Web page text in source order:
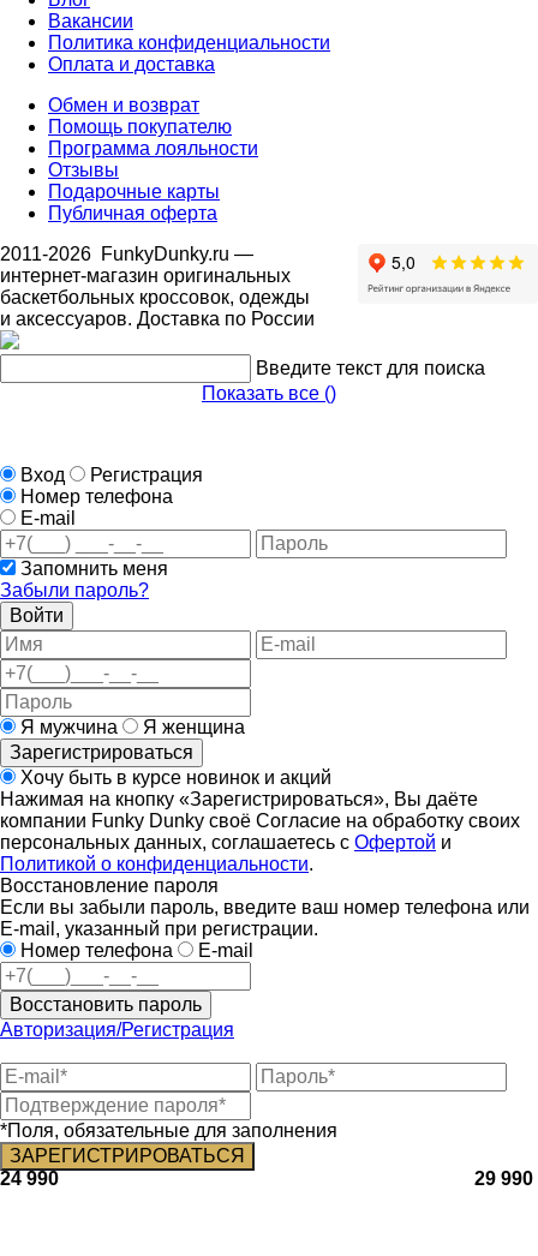
24 990 29 990
Вакансии
Политика конфиденциальности
Оплата и доставка
Обмен и возврат
Помощь покупателю
Программа лояльности
Отзывы
Подарочные карты
Публичная оферта
2011-2026 FunkyDunky.ru —
интернет-магазин оригинальных
баскетбольных кроссовок, одежды
и аксессуаров. Доставка по России
Введите текст для поиска
Показать все ()
Вход
Регистрация
Номер телефона
E-mail
Запомнить меня
Забыли пароль?
Войти
Я мужчина
Я женщина
Зарегистрироваться
Хочу быть в курсе новинок и акций
Нажимая на кнопку «Зарегистрироваться», Вы даёте
компании Funky Dunky своё Согласие на обработку своих
персональных данных, соглашаетесь с Офертой и
Политикой о конфиденциальности.
Восстановление пароля
Если вы забыли пароль, введите ваш номер телефона или
E-mail, указанный при регистрации.
Номер телефона
E-mail
Восстановить пароль
Авторизация/Регистрация
*Поля, обязательные для заполнения